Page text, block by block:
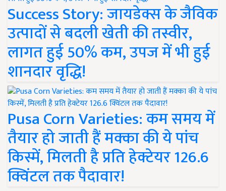
Success Story: जायडेक्स के जैविक
उत्पादों से बदली खेती की तस्वीर,
लागत हुई 50% कम, उपज में भी हुई
शानदार वृद्धि!
Pusa Corn Varieties: कम समय में
तैयार हो जाती हैं मक्का की ये पांच
किस्में, मिलती है प्रति हेक्टेयर 126.6
क्विंटल तक पैदावार!